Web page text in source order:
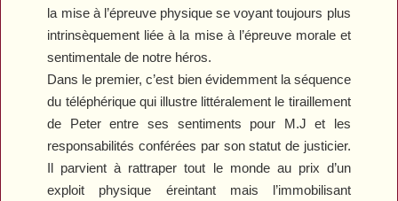
la mise à l’épreuve physique se voyant toujours plus
intrinsèquement liée à la mise à l’épreuve morale et
sentimentale de notre héros.
Dans le premier, c’est bien évidemment la séquence
du téléphérique qui illustre littéralement le tiraillement
de Peter entre ses sentiments pour M.J et les
responsabilités conférées par son statut de justicier.
Il parvient à rattraper tout le monde au prix d’un
exploit physique éreintant mais l’immobilisant